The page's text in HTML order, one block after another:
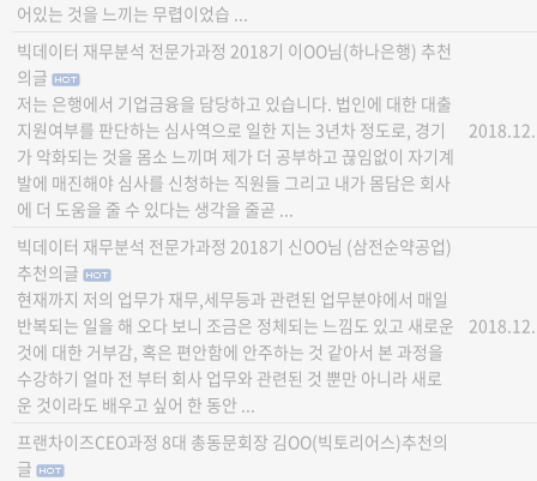
어있는 것을 느끼는 무렵이었습 ...
빅데이터 재무분석 전문가과정 2018기 이OO님(하나은행) 추천
의글
저는 은행에서 기업금융을 담당하고 있습니다. 법인에 대한 대출
지원여부를 판단하는 심사역으로 일한 지는 3년차 정도로, 경기
가 악화되는 것을 몸소 느끼며 제가 더 공부하고 끊임없이 자기계
발에 매진해야 심사를 신청하는 직원들 그리고 내가 몸담은 회사
에 더 도움을 줄 수 있다는 생각을 줄곧 ...
빅데이터 재무분석 전문가과정 2018기 신OO님 (삼전순약공업)
추천의글
현재까지 저의 업무가 재무,세무등과 관련된 업무분야에서 매일
반복되는 일을 해 오다 보니 조금은 정체되는 느낌도 있고 새로운
것에 대한 거부감, 혹은 편안함에 안주하는 것 같아서 본 과정을
수강하기 얼마 전 부터 회사 업무와 관련된 것 뿐만 아니라 새로
운 것이라도 배우고 싶어 한 동안 ...
프랜차이즈CEO과정 8대 총동문회장 김OO(빅토리어스)추천의
글